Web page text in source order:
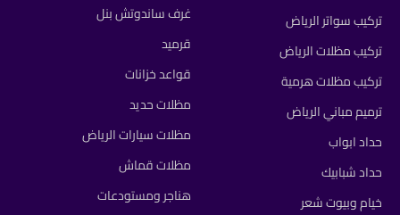
تركيب سواتر الرياض
تركيب مظلات الرياض
تركيب مظلات هرمية
ترميم مباني الرياض
حداد ابواب
حداد شبابيك
خيام وبيوت شعر
غرف ساندوتش بنل
قرميد
قواعد خزانات
مظلات حديد
مظلات سيارات الرياض
مظلات قماش
هناجر ومستودعات